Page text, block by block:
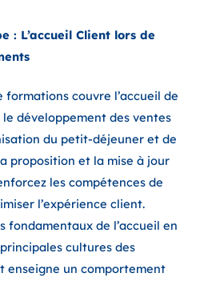
: L’accueil Client lors de
formations couvre l’accueil de
développement des ventes
du petit-déjeuner et de
proposition et la mise à jour
les compétences de
l’expérience client.
fondamentaux de l’accueil en
cultures des
enseigne un comportement